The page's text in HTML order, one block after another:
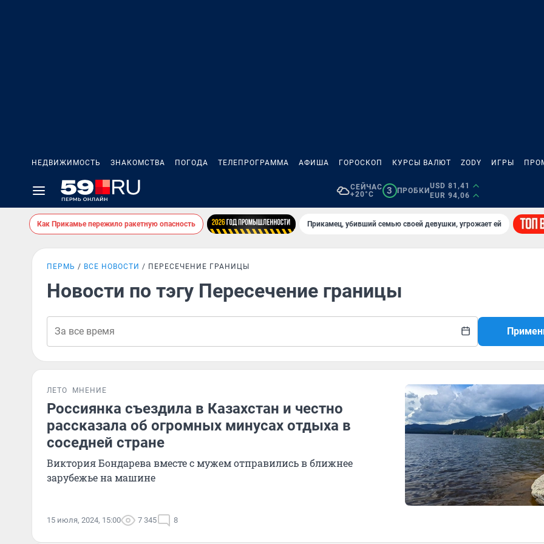
НЕДВИЖИМОСТЬ ЗНАКОМСТВА ПОГОДА ТЕЛЕПРОГРАММА АФИША ГОРОСКОП КУРСЫ ВАЛЮТ ZODY ИГРЫ
СЕЙЧАС
+20°C
3 ПРОБКИ
USD 81,41
EUR 94,06
Как Прикамье пережило ракетную опасность Прикамец, убивший семью своей девушки, угрожает ей
ПЕРМЬ ВСЕ НОВОСТИ ПЕРЕСЕЧЕНИЕ ГРАНИЦЫ
Новости по тэгу Пересечение границы
ЛЕТО МНЕНИЕ
Россиянка съездила в Казахстан и честно
рассказала об огромных минусах отдыха в
соседней стране
Виктория Бондарева вместе с мужем отправились в ближнее
зарубежье на машине
15 июля, 2024, 15:00 7 345 8